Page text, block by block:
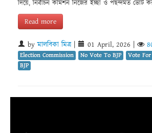
দিয়ে, নির্বাচন কমিশন নিজের ইচ্ছা ও পছন্দমত ভোট
Read more
byমালবিকা মিত্র| 01 April, 2026
Election Commission No Vote To BJP Vote
BJP